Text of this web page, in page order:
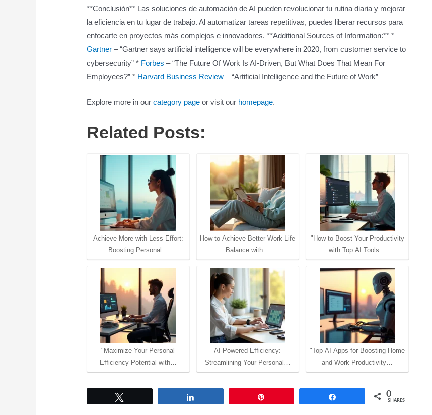
**Conclusión** Las soluciones de automación de AI pueden revolucionar tu rutina diaria y mejorar
la eficiencia en tu lugar de trabajo. Al automatizar tareas repetitivas, puedes liberar recursos para
enfocarte en proyectos más complejos e innovadores. **Additional Sources of Information:** *
Gartner – “Gartner says artificial intelligence will be everywhere in 2020, from customer service to
cybersecurity” * Forbes – “The Future Of Work Is AI-Driven, But What Does That Mean For
Employees?” * Harvard Business Review – “Artificial Intelligence and the Future of Work”
Explore more in ourcategory page or visit our homepage.
Related Posts:
Achieve More with Less Effort:
Boosting Personal…
"Maximize Your Personal
Efficiency Potential with…
How to Achieve Better Work-Life
Balance with…
AI-Powered Efficiency:
Streamlining Your Personal…
"How to Boost Your Productivity
with Top AI Tools…
"Top AI Apps for Boosting Home
and Work Productivity…
0
SHARES